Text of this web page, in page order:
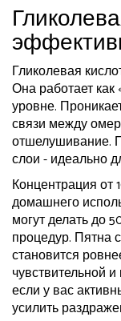
Гликолевая
Она работает как
уровне.
связи между
отшелушивание.
слои - идеально
Концентрация от
домашнего
могут делать до
процедур. Пятна
становится
чувствительной
если у вас
усилить